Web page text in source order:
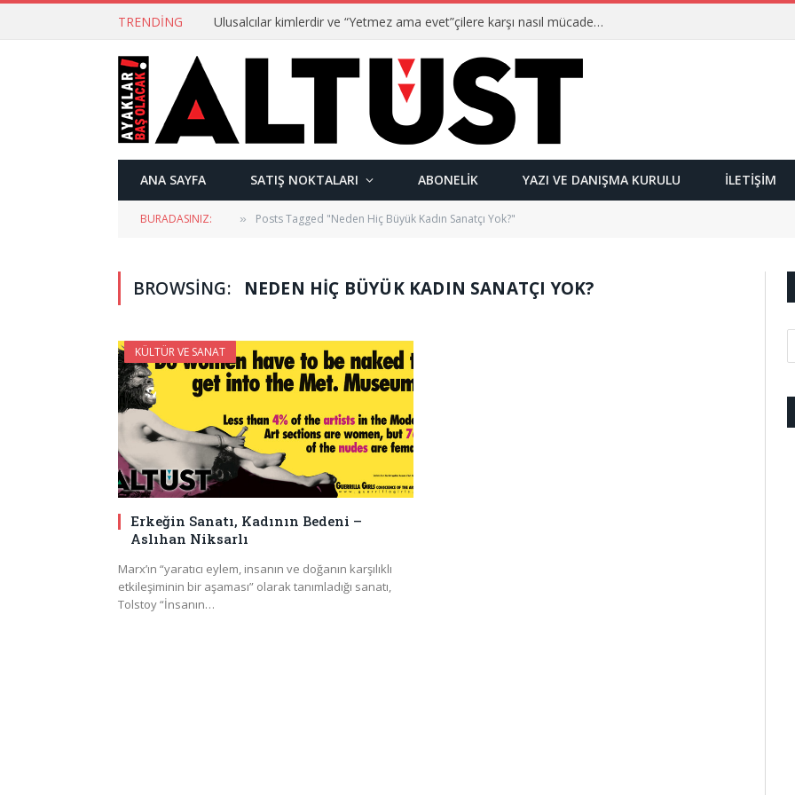
TRENDING Ulusalcılar kimlerdir ve “Yetmez ama evet”çilere karşı nasıl mücadele ederler?
ANA SAYFA SATIŞ NOKTALARI ABONELIK YAZI VE DANIŞMA KURULU İLETIŞIM
BURADASINIZ: » Posts Tagged "Neden Hiç Büyük Kadın Sanatçı Yok?"
BROWSING: NEDEN HIÇ BÜYÜK KADIN SANATÇI YOK?
KÜLTÜR VE SANAT
Erkeğin Sanatı, Kadının Bedeni –
Aslıhan Niksarlı
Marx’ın “yaratıcı eylem, insanın ve doğanın karşılıklı
etkileşiminin bir aşaması” olarak tanımladığı sanatı,
Tolstoy “İnsanın…